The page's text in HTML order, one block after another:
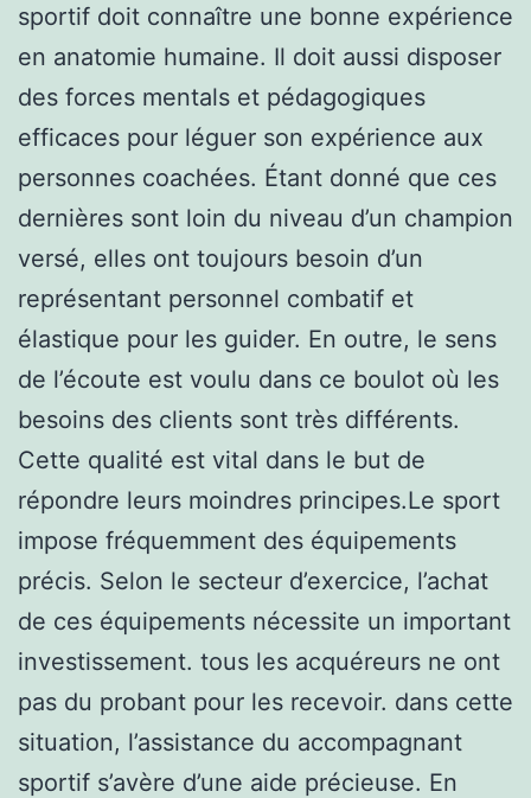
sportif doit connaître une bonne expérience
en anatomie humaine. Il doit aussi disposer
des forces mentals et pédagogiques
efficaces pour léguer son expérience aux
personnes coachées. Étant donné que ces
dernières sont loin du niveau d’un champion
versé, elles ont toujours besoin d’un
représentant personnel combatif et
élastique pour les guider. En outre, le sens
de l’écoute est voulu dans ce boulot où les
besoins des clients sont très différents.
Cette qualité est vital dans le but de
répondre leurs moindres principes.Le sport
impose fréquemment des équipements
précis. Selon le secteur d’exercice, l’achat
de ces équipements nécessite un important
investissement. tous les acquéreurs ne ont
pas du probant pour les recevoir. dans cette
situation, l’assistance du accompagnant
sportif s’avère d’une aide précieuse. En